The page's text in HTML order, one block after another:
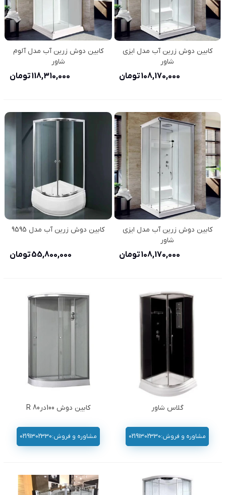
کابین دوش زرین آب مدل ایزی
شاور
108,170,000 تومان
کابین دوش زرین آب مدل آلوم
شاور
118,310,000 تومان
کابین دوش زرین آب مدل ایزی
شاور
108,170,000 تومان
کابین دوش زرین آب مدل 9595
55,800,000 تومان
گلاس شاور
مشاوره و فروش:02191302330
کابین دوش 100در80 R
مشاوره و فروش:02191302330